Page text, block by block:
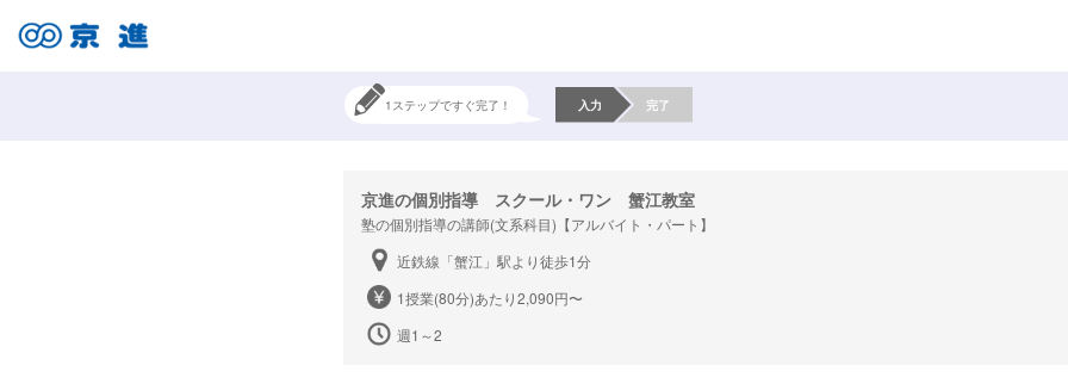
1ステップですぐ完了！ 入力 完了
京進の個別指導 スクール・ワン 蟹江教室
塾の個別指導の講師(文系科目)【アルバイト・パート】
近鉄線「蟹江」駅より徒歩1分
1授業(80分)あたり2,090円〜
週1～2